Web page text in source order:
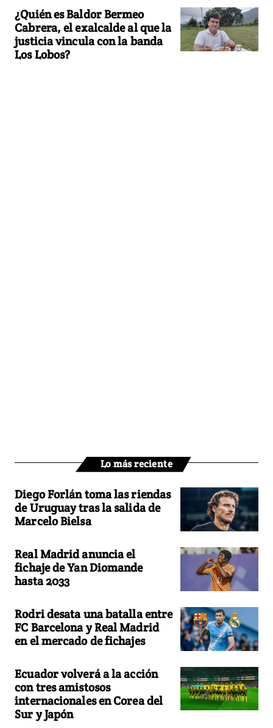
¿Quién es Baldor Bermeo
Cabrera, el exalcalde al que la
justicia vincula con la banda
Los Lobos?
Lo más reciente
Diego Forlán toma las riendas
de Uruguay tras la salida de
Marcelo Bielsa
Real Madrid anuncia el
fichaje de Yan Diomande
hasta 2033
Rodri desata una batalla entre
FC Barcelona y Real Madrid
en el mercado de fichajes
Ecuador volverá a la acción
con tres amistosos
internacionales en Corea del
Sur y Japón